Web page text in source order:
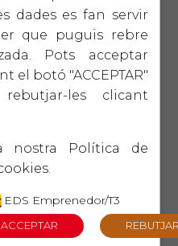
de les quantitats
rehabilitació en
millorin l'eficiència
almenys, un 7%
l'habitatge. També
habitatge
sempre que
abans del 31 de
amb un màxim de
dades es fan servir
que puguis rebre
Pots acceptar
el botó "ACCEPTAR"
les clicant
nostra
Política de
.
EDS Emprenedor/T3